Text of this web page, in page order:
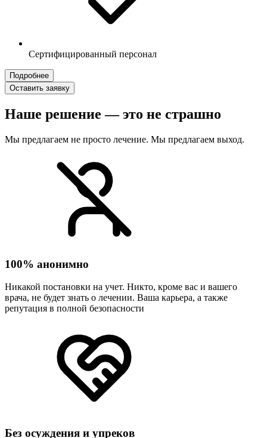
Сертифицированный персонал
Подробнее
Оставить заявку
Наше решение — это не страшно
Мы предлагаем не просто лечение. Мы предлагаем выход.
100% анонимно
Никакой постановки на учет. Никто, кроме вас и вашего
врача, не будет знать о лечении. Ваша карьера, а также
репутация в полной безопасности
Без осуждения и упреков